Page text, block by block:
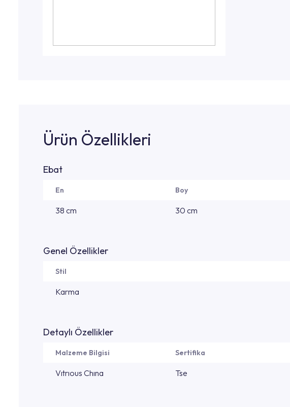
Ürün Özellikleri
Ebat
En Boy
38 cm 30 cm
Genel Özellikler
Stil
Karma
Detaylı Özellikler
Malzeme Bilgisi Sertifika
Vıtrıous Chına Tse